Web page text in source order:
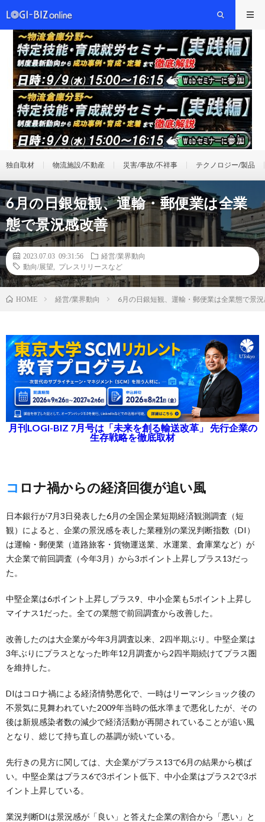
独自取材 物流施設/不動産 災害/事故/不祥事 テクノロジー/製品
6月の日銀短観、運輸・郵便業は全業
態で景況感改善
2023.07.03 09:31:56
経営/業界動向
動向/展望
プレスリリースなど
HOME 経営/業界動向 6月の日銀短観、運輸・郵便業は全業態で景
月刊LOGI-BIZ 7月号は「未来を創る輸送改革」 先行企業の
生存戦略を徹底取材
コロナ禍からの経済回復が追い風
日本銀行が7月3日発表した6月の全国企業短期経済観測調査（短
観）によると、企業の景況感を表した業種別の業況判断指数（DI）
は運輸・郵便業（道路旅客・貨物運送業、水運業、倉庫業など）が
大企業で前回調査（今年3月）から3ポイント上昇しプラス13だっ
た。
中堅企業は6ポイント上昇しプラス9、中小企業も5ポイント上昇し
マイナス1だった。全ての業態で前回調査から改善した。
改善したのは大企業が今年3月調査以来、2四半期ぶり。中堅企業は
3年ぶりにプラスとなった昨年12月調査から2四半期続けてプラス圏
を維持した。
DIはコロナ禍による経済情勢悪化で、一時はリーマンショック後の
不景気に見舞われていた2009年当時の低水準まで悪化したが、その
後は新規感染者数の減少で経済活動が再開されていることが追い風
となり、総じて持ち直しの基調が続いている。
先行きの見方に関しては、大企業がプラス13で6月の結果から横ば
い。中堅企業はプラス6で3ポイント低下、中小企業はプラス2で3ポ
イント上昇している。
業況判断DIは景況感が「良い」と答えた企業の割合から「悪い」と